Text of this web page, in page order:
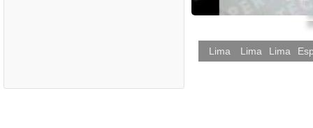
Lima Lima Lima